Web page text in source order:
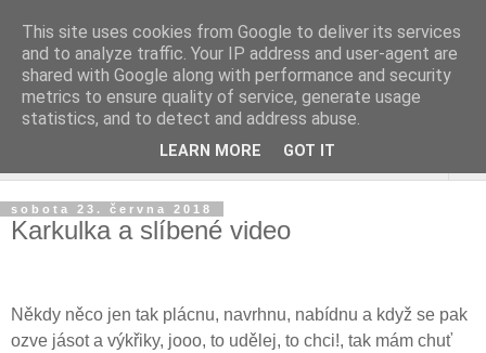
sobota 23. června 2018
Karkulka a slíbené video
Někdy něco jen tak plácnu, navrhnu, nabídnu a když se pak
ozve jásot a výkřiky, jooo, to udělej, to chci!, tak mám chuť
This site uses cookies from Google to deliver its services
and to analyze traffic. Your IP address and user-agent are
shared with Google along with performance and security
metrics to ensure quality of service, generate usage
statistics, and to detect and address abuse.
LEARN MORE GOT IT